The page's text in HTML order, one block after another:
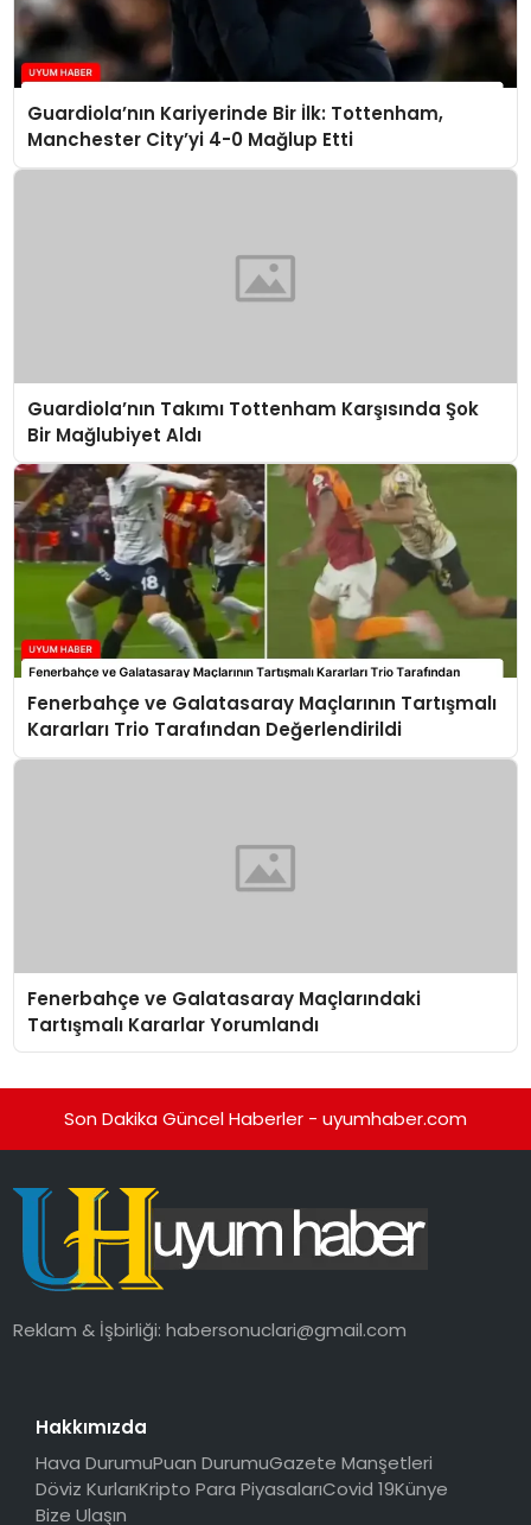
Guardiola’nın Kariyerinde Bir İlk: Tottenham,
Manchester City’yi 4-0 Mağlup Etti
Guardiola’nın Takımı Tottenham Karşısında Şok
Bir Mağlubiyet Aldı
Fenerbahçe ve Galatasaray Maçlarının Tartışmalı
Kararları Trio Tarafından Değerlendirildi
Fenerbahçe ve Galatasaray Maçlarındaki
Tartışmalı Kararlar Yorumlandı
Son Dakika Güncel Haberler - uyumhaber.com
Reklam & İşbirliği:habersonuclari@gmail.com
Hakkımızda
Hava DurumuPuan DurumuGazete Manşetleri
Döviz KurlarıKripto Para PiyasalarıCovid 19Künye
Bize Ulaşın